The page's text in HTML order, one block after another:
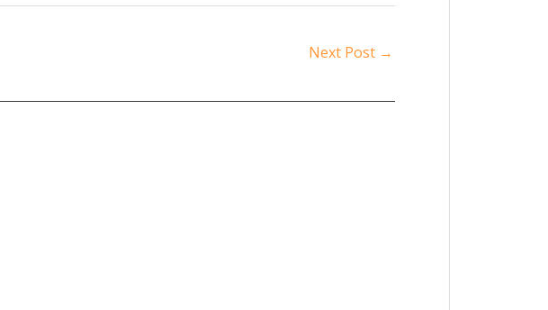
Next Post →